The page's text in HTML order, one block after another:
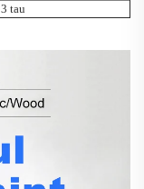
3 tau